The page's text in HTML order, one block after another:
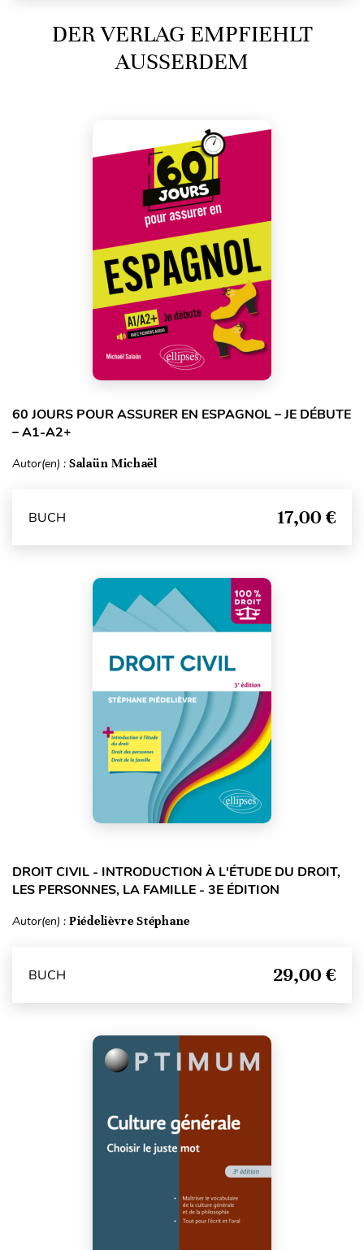
DER VERLAG EMPFIEHLT
AUSSERDEM
60 JOURS POUR ASSURER EN ESPAGNOL – JE DÉBUTE
– A1-A2+
Autor(en) : Salaün Michaël
BUCH 17,00 €
DROIT CIVIL - INTRODUCTION À L'ÉTUDE DU DROIT,
LES PERSONNES, LA FAMILLE - 3E ÉDITION
Autor(en) : Piédelièvre Stéphane
BUCH 29,00 €